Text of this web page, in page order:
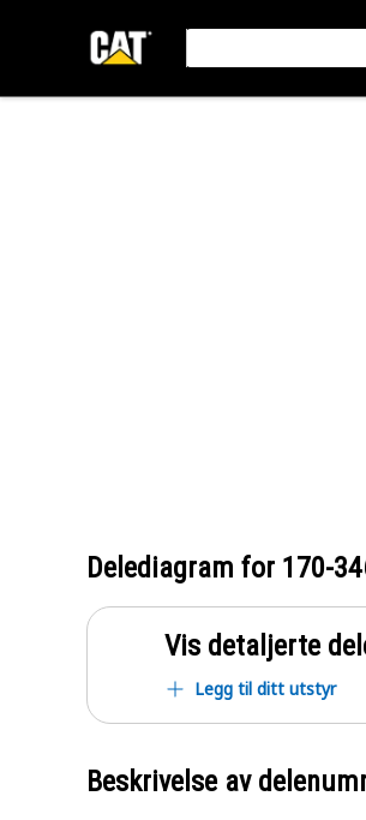
Delediagram for 170-
Vis detaljerte
Legg til ditt utstyr
Beskrivelse av